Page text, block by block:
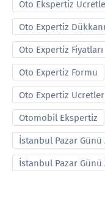
Oto Ekspertiz
Oto Expertiz
Oto Expertiz Fiyatları
Oto Expertiz Formu
Oto Expertiz
Otomobil Ekspertiz
İstanbul Pazar Günü
İstanbul Pazar Günü